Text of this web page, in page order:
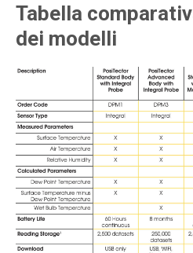
Tabella
dei modelli